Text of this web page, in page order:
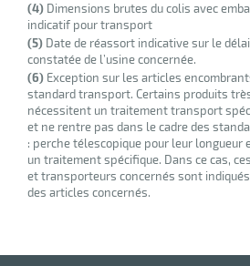
(4) Dimensions brutes du colis avec
indicatif pour transport
(5) Date de réassort indicative sur le
constatée de l’usine concernée.
(6) Exception sur les articles
standard transport. Certains produits
nécessitent un traitement transport
et ne rentre pas dans le cadre des
: perche télescopique pour leur
un traitement spécifique. Dans ce cas,
et transporteurs concernés sont
des articles concernés.